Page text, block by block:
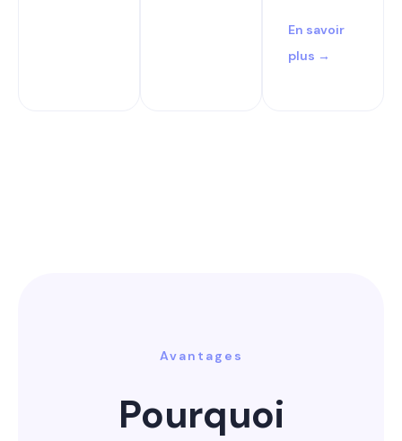
En savoir
plus →
Avantages
Pourquoi